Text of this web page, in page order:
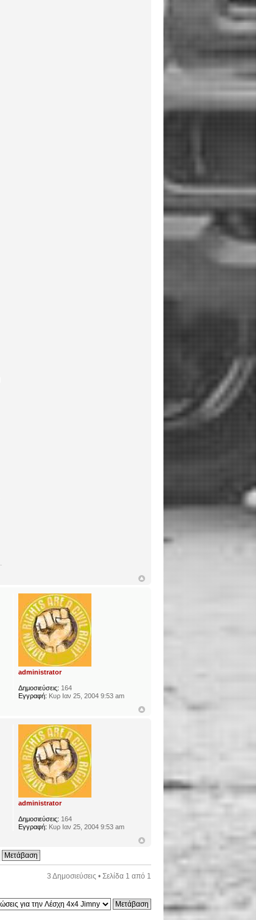
administrator
Δημοσιεύσεις: 164
Εγγραφή: Κυρ Ιαν 25, 2004 9:53 am
administrator
Δημοσιεύσεις: 164
Εγγραφή: Κυρ Ιαν 25, 2004 9:53 am
3 Δημοσιεύσεις • Σελίδα 1 από 1